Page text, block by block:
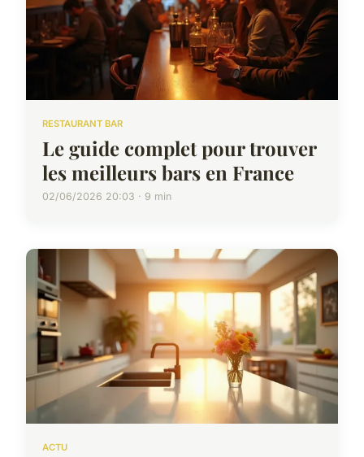
RESTAURANT BAR
Le guide complet pour trouver
les meilleurs bars en France
02/06/2026 20:03 · 9 min
ACTU